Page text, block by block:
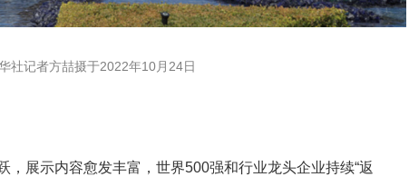
社记者方喆摄于2022年10月24日
，展示内容愈发丰富，世界500强和行业龙头企业持续“返